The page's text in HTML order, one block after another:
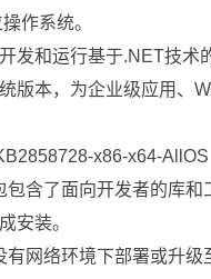
作系统。
发和运行基于.NET技术
版本，为企业级应用、
x86-x64-AllOS
包含了面向开发者的库
安装。
有网络环境下部署或升级